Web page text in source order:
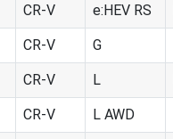
CR-V e:HEV RS
CR-V G
CR-V L
CR-V L AWD